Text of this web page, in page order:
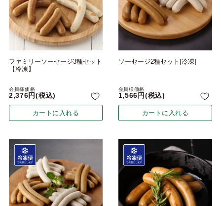
ファミリーソーセージ3種セット
【冷凍】
会員様価格
2,376 税込
カートに入れる
ソーセージ2種セット[冷凍]
会員様価格
1,566 税込
カートに入れる